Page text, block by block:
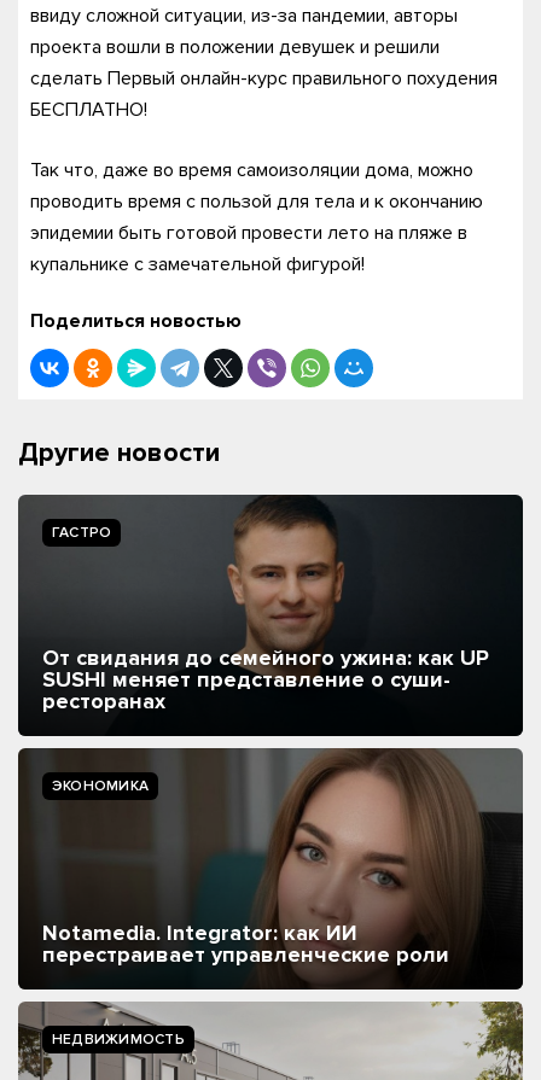
ввиду сложной ситуации, из-за пандемии, авторы
проекта вошли в положении девушек и решили
сделать Первый онлайн-курс правильного похудения
БЕСПЛАТНО!
Так что, даже во время самоизоляции дома, можно
проводить время с пользой для тела и к окончанию
эпидемии быть готовой провести лето на пляже в
купальнике с замечательной фигурой!
Поделиться новостью
Другие новости
ГАСТРО
От свидания до семейного ужина: как UP
SUSHI меняет представление о суши-
ресторанах
ЭКОНОМИКА
Notamedia. Integrator: как ИИ
перестраивает управленческие роли
НЕДВИЖИМОСТЬ